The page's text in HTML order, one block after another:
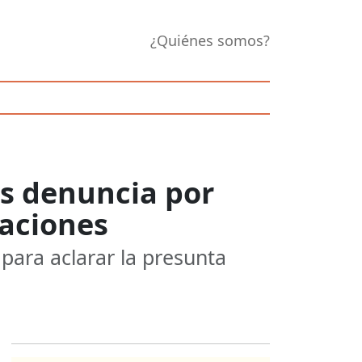
¿Quiénes somos?
denuncia por
aclarar la presunta